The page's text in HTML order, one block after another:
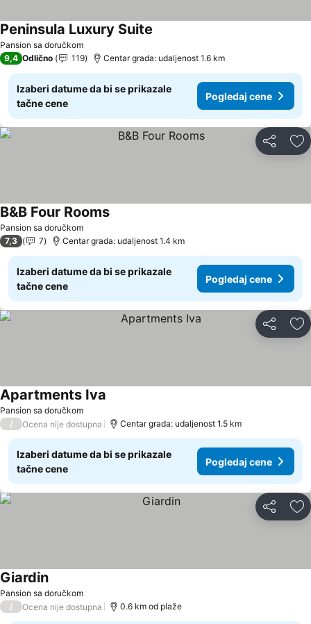
Pansion sa doručkom
Peninsula Luxury Suite
9,4 Odlično 119 Centar grada: udaljenost 1.6 km
Izaberi datume da bi se prikazale
tačne cene
Pogledaj cene
Deli
Pansion sa doručkom
B&B Four RoomsPogledaj cene
7,3 7 Centar grada: udaljenost 1.4 km
Izaberi datume da bi se prikazale
tačne cene
Pogledaj cene
Deli
Pansion sa doručkom
Apartments Iva
/ Ocena nije dostupna Centar grada: udaljenost 1.5 km
Izaberi datume da bi se prikazale
tačne cene
Pogledaj cene
Deli
Pansion sa doručkom
GiardinPogledaj cene
/ Ocena nije dostupna 0.6 km od plaže